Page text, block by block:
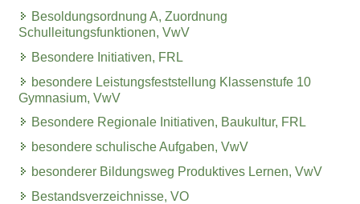
Besoldungsordnung A, Zuordnung
Schulleitungsfunktionen, VwV
Besondere Initiativen, FRL
besondere Leistungsfeststellung Klassenstufe 10
Gymnasium, VwV
Besondere Regionale Initiativen, Baukultur, FRL
besondere schulische Aufgaben, VwV
besonderer Bildungsweg Produktives Lernen, VwV
Bestandsverzeichnisse, VO